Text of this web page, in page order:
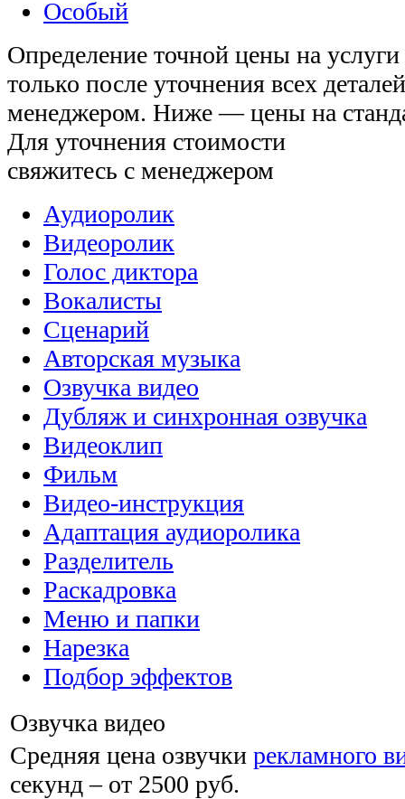
Особый
Определение точной цены на
только после уточнения всех
менеджером. Ниже — цены на
Для уточнения стоимости
свяжитесь с менеджером
Аудиоролик
Видеоролик
Голос диктора
Вокалисты
Сценарий
Авторская музыка
Озвучка видео
Дубляж и синхронная озвучка
Видеоклип
Фильм
Видео-инструкция
Адаптация аудиоролика
Разделитель
Раскадровка
Меню и папки
Нарезка
Подбор эффектов
Озвучка видео
Средняя цена озвучки рекламного
секунд – от 2500 руб.